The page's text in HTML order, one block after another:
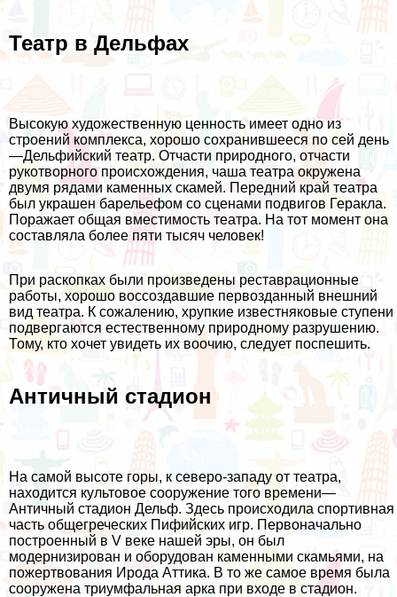
Театр в Дельфах
Высокую художественную ценность имеет одно из
строений комплекса, хорошо сохранившееся по сей день
—Дельфийский театр. Отчасти природного, отчасти
рукотворного происхождения, чаша театра окружена
двумя рядами каменных скамей. Передний край театра
был украшен барельефом со сценами подвигов Геракла.
Поражает общая вместимость театра. На тот момент она
составляла более пяти тысяч человек!
При раскопках были произведены реставрационные
работы, хорошо воссоздавшие первозданный внешний
вид театра. К сожалению, хрупкие известняковые ступени
подвергаются естественному природному разрушению.
Тому, кто хочет увидеть их воочию, следует поспешить.
Античный стадион
На самой высоте горы, к северо-западу от театра,
находится культовое сооружение того времени—
Античный стадион Дельф. Здесь происходила спортивная
часть общегреческих Пифийских игр. Первоначально
построенный в V веке нашей эры, он был
модернизирован и оборудован каменными скамьями, на
пожертвования Ирода Аттика. В то же самое время была
сооружена триумфальная арка при входе в стадион.